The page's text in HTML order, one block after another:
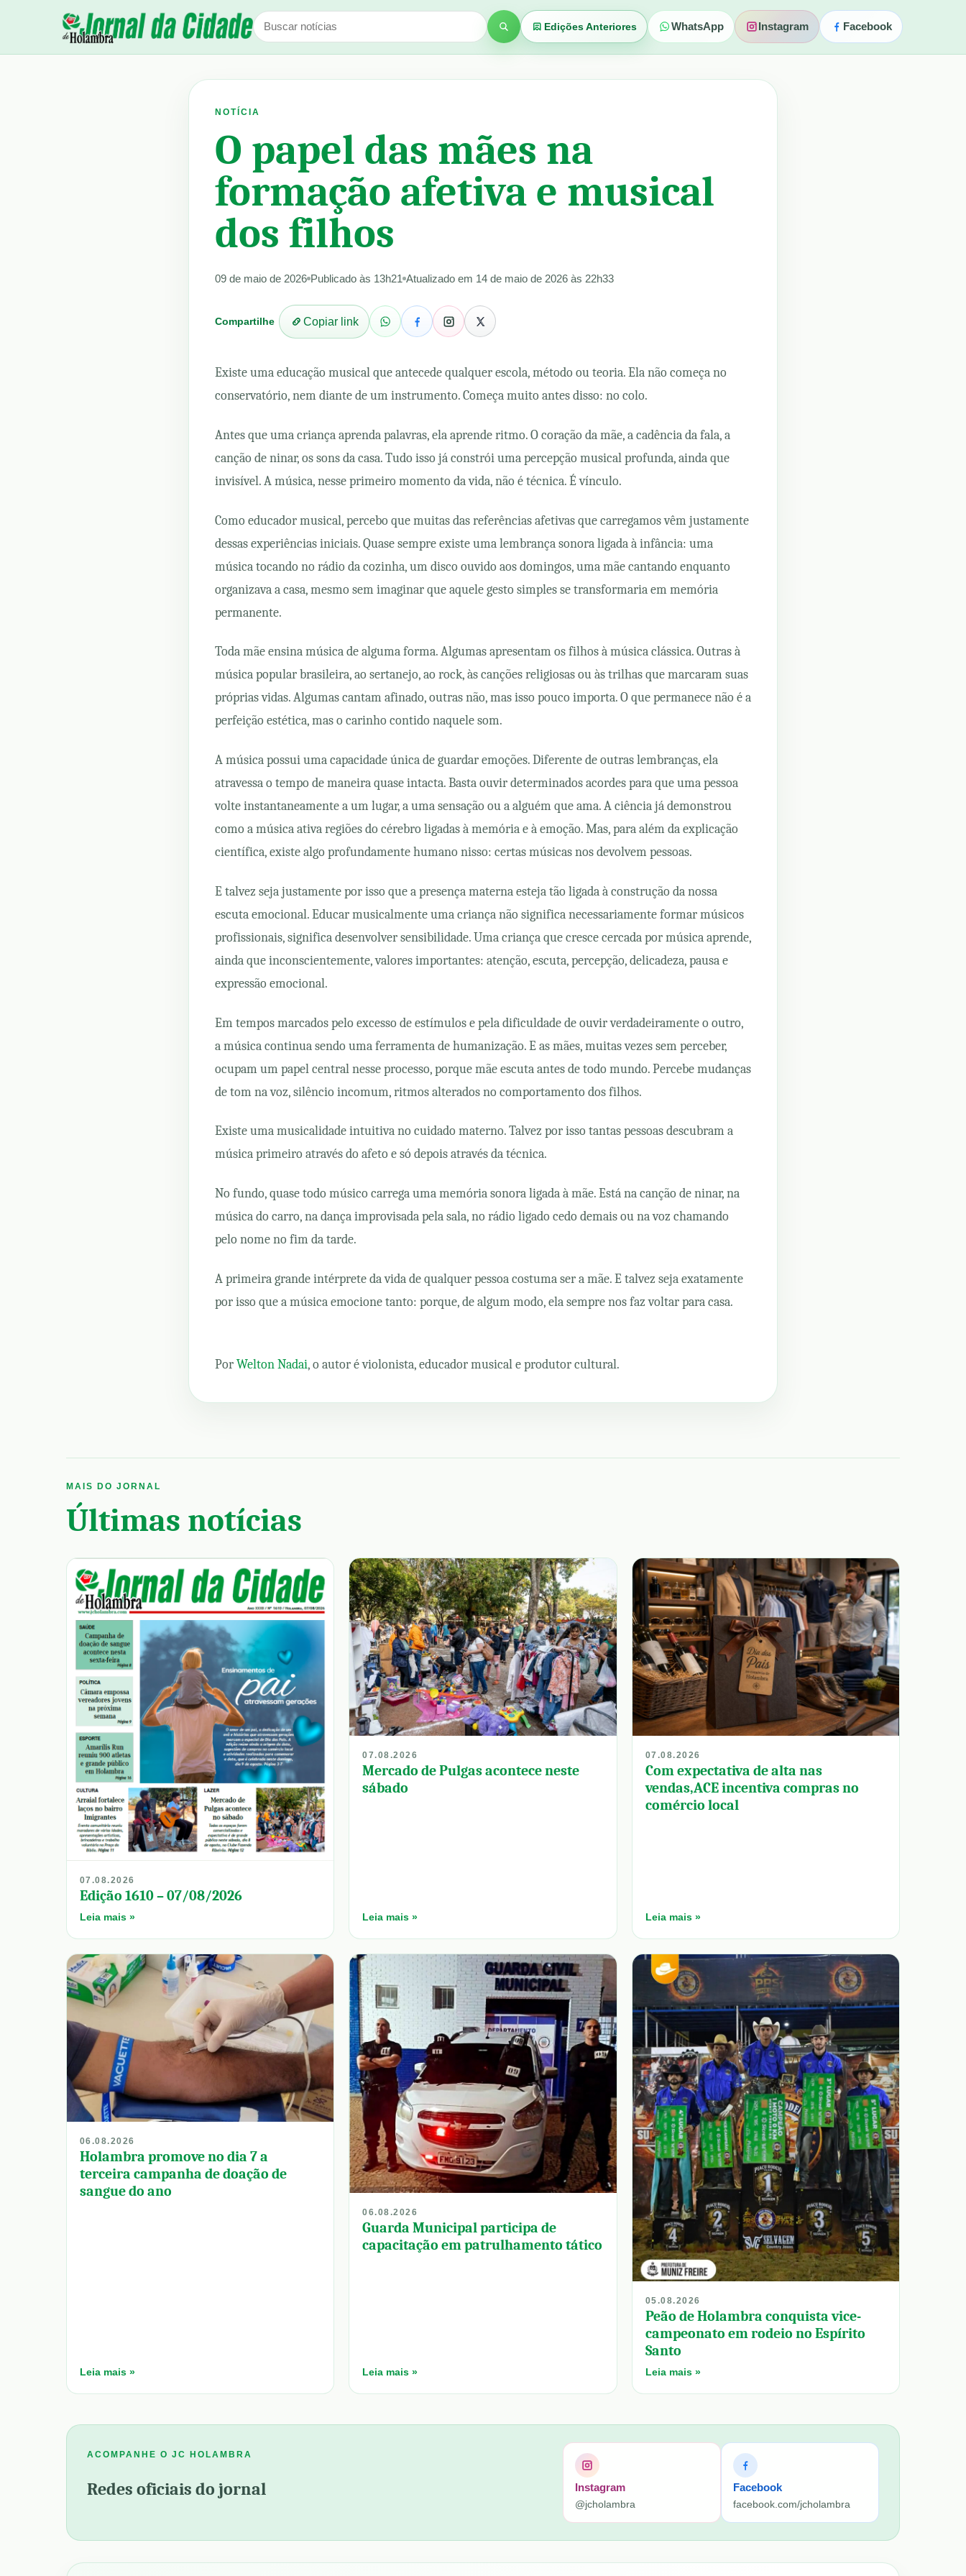
Buscar Edições Anteriores WhatsApp Instagram Facebook
NOTÍCIA
O papel das mães na
formação afetiva e musical
dos filhos
09 de maio de 2026 Publicado às 13h21 Atualizado em 14 de maio de 2026 às 22h33
Compartilhe Copiar link
Existe uma educação musical que antecede qualquer escola, método ou teoria. Ela não começa no
conservatório, nem diante de um instrumento. Começa muito antes disso: no colo.
Antes que uma criança aprenda palavras, ela aprende ritmo. O coração da mãe, a cadência da fala, a
canção de ninar, os sons da casa. Tudo isso já constrói uma percepção musical profunda, ainda que
invisível. A música, nesse primeiro momento da vida, não é técnica. É vínculo.
Como educador musical, percebo que muitas das referências afetivas que carregamos vêm justamente
dessas experiências iniciais. Quase sempre existe uma lembrança sonora ligada à infância: uma
música tocando no rádio da cozinha, um disco ouvido aos domingos, uma mãe cantando enquanto
organizava a casa, mesmo sem imaginar que aquele gesto simples se transformaria em memória
permanente.
Toda mãe ensina música de alguma forma. Algumas apresentam os filhos à música clássica. Outras à
música popular brasileira, ao sertanejo, ao rock, às canções religiosas ou às trilhas que marcaram suas
próprias vidas. Algumas cantam afinado, outras não, mas isso pouco importa. O que permanece não é a
perfeição estética, mas o carinho contido naquele som.
A música possui uma capacidade única de guardar emoções. Diferente de outras lembranças, ela
atravessa o tempo de maneira quase intacta. Basta ouvir determinados acordes para que uma pessoa
volte instantaneamente a um lugar, a uma sensação ou a alguém que ama. A ciência já demonstrou
como a música ativa regiões do cérebro ligadas à memória e à emoção. Mas, para além da explicação
científica, existe algo profundamente humano nisso: certas músicas nos devolvem pessoas.
E talvez seja justamente por isso que a presença materna esteja tão ligada à construção da nossa
escuta emocional. Educar musicalmente uma criança não significa necessariamente formar músicos
profissionais, significa desenvolver sensibilidade. Uma criança que cresce cercada por música aprende,
ainda que inconscientemente, valores importantes: atenção, escuta, percepção, delicadeza, pausa e
expressão emocional.
Em tempos marcados pelo excesso de estímulos e pela dificuldade de ouvir verdadeiramente o outro,
a música continua sendo uma ferramenta de humanização. E as mães, muitas vezes sem perceber,
ocupam um papel central nesse processo, porque mãe escuta antes de todo mundo. Percebe mudanças
de tom na voz, silêncio incomum, ritmos alterados no comportamento dos filhos.
Existe uma musicalidade intuitiva no cuidado materno. Talvez por isso tantas pessoas descubram a
música primeiro através do afeto e só depois através da técnica.
No fundo, quase todo músico carrega uma memória sonora ligada à mãe. Está na canção de ninar, na
música do carro, na dança improvisada pela sala, no rádio ligado cedo demais ou na voz chamando
pelo nome no fim da tarde.
A primeira grande intérprete da vida de qualquer pessoa costuma ser a mãe. E talvez seja exatamente
por isso que a música emocione tanto: porque, de algum modo, ela sempre nos faz voltar para casa.
PorWelton Nadai, o autor é violonista, educador musical e produtor cultural.
MAIS DO JORNAL
Últimas notícias
07.08.2026
Edição 1610 – 07/08/2026
Leia mais »
07.08.2026
Mercado de Pulgas acontece neste
sábado
Leia mais »
07.08.2026
Com expectativa de alta nas
vendas,ACE incentiva compras no
comércio local
Leia mais »
06.08.2026
Holambra promove no dia 7 a
terceira campanha de doação de
sangue do ano
Leia mais »
06.08.2026
Guarda Municipal participa de
capacitação em patrulhamento tático
Leia mais »
05.08.2026
Peão de Holambra conquista vice-
campeonato em rodeio no Espírito
Santo
Leia mais »
ACOMPANHE O JC HOLAMBRA
Redes oficiais do jornal Instagram
@jcholambra
Facebook
facebook.com/jcholambra